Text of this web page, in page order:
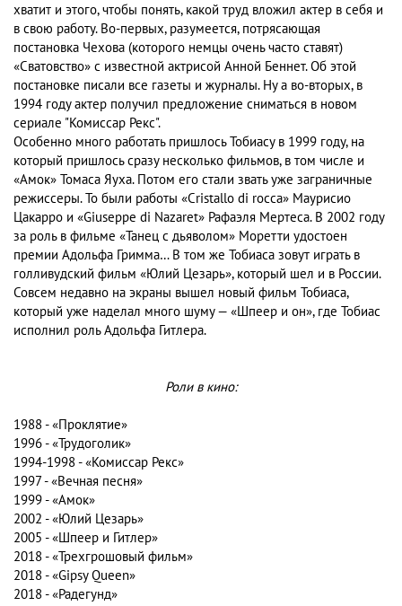
хватит и этого, чтобы понять, какой труд вложил актер в себя и
в свою работу. Во-первых, разумеется, потрясающая
постановка Чехова (которого немцы очень часто ставят)
«Сватовство» с известной актрисой Анной Беннет. Об этой
постановке писали все газеты и журналы. Ну а во-вторых, в
1994 году актер получил предложение сниматься в новом
сериале "Комиссар Рекс".
Особенно много работать пришлось Тобиасу в 1999 году, на
который пришлось сразу несколько фильмов, в том числе и
«Амок» Томаса Яуха. Потом его стали звать уже заграничные
режиссеры. То были работы «Cristallo di rocca» Маурисио
Цакарро и «Giuseppe di Nazaret» Рафаэля Мертеса. В 2002 году
за роль в фильме «Танец с дьяволом» Моретти удостоен
премии Адольфа Гримма… В том же Тобиаса зовут играть в
голливудский фильм «Юлий Цезарь», который шел и в России.
Совсем недавно на экраны вышел новый фильм Тобиаса,
который уже наделал много шуму — «Шпеер и он», где Тобиас
исполнил роль Адольфа Гитлера.
Роли в кино:
1988 - «Проклятие»
1996 - «Трудоголик»
1994-1998 - «Комиссар Рекс»
1997 - «Вечная песня»
1999 - «Амок»
2002 - «Юлий Цезарь»
2005 - «Шпеер и Гитлер»
2018 - «Трехгрошовый фильм»
2018 - «Gipsy Queen»
2018 - «Радегунд»